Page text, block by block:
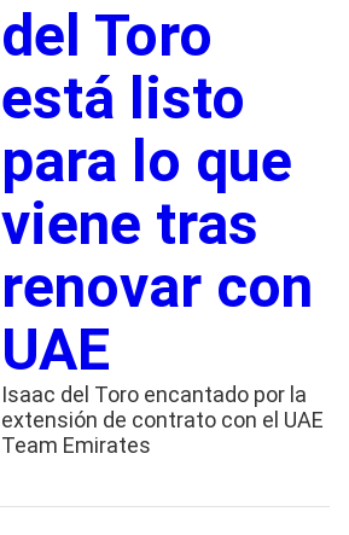
del Toro
está listo
para lo que
viene tras
renovar con
UAE
Isaac del Toro encantado por la
extensión de contrato con el UAE
Team Emirates